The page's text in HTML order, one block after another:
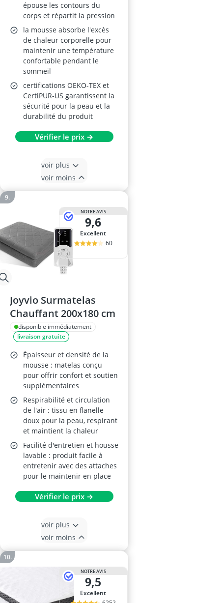
épouse les contours du
corps et répartit la pression
la mousse absorbe l'excès
de chaleur corporelle pour
maintenir une température
confortable pendant le
sommeil
certifications OEKO-TEX et
CertiPUR-US garantissent la
sécurité pour la peau et la
durabilité du produit
Vérifier le prix →
voir plus
voir moins
NOTRE AVIS
9,6
Excellent
60
Joyvio Surmatelas
Chauffant 200x180 cm
disponible immédiatement
livraison gratuite
Épaisseur et densité de la
mousse : matelas conçu
pour offrir confort et soutien
supplémentaires
Respirabilité et circulation
de l'air : tissu en flanelle
doux pour la peau, respirant
et maintient la chaleur
Facilité d'entretien et housse
lavable : produit facile à
entretenir avec des attaches
pour le maintenir en place
Vérifier le prix →
voir plus
voir moins
NOTRE AVIS
9,5
Excellent